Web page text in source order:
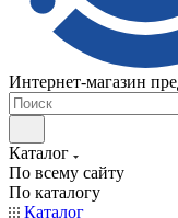
Интернет-магазин
Каталог
По всему сайту
По каталогу
Каталог